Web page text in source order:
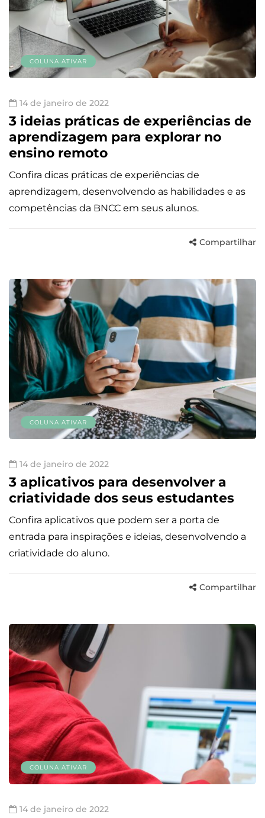
COLUNA ATIVAR
14 de janeiro de 2022
3 ideias práticas de experiências de
aprendizagem para explorar no
ensino remoto
Confira dicas práticas de experiências de
aprendizagem, desenvolvendo as habilidades e as
competências da BNCC em seus alunos.
Compartilhar
COLUNA ATIVAR
14 de janeiro de 2022
3 aplicativos para desenvolver a
criatividade dos seus estudantes
Confira aplicativos que podem ser a porta de
entrada para inspirações e ideias, desenvolvendo a
criatividade do aluno.
Compartilhar
COLUNA ATIVAR
14 de janeiro de 2022